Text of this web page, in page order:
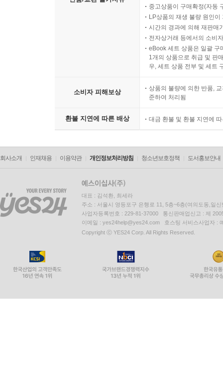
신데렐라 호랑이. 조선의 꼭두각시 임금·4 63
- 촌수까지 고쳐가며 강화도 도령을 왕으로 만들다
- 죽은 사람에게도 세금을 걷었던 부패한 시대
【 제26대 고종 대한제국 제1대 황제 】
비운의 호랑이. 변혁과 침략의 시대에 서 있던 임금
- 고종의 아버지 흥선대원군의 10년간 섭정
- 개항 이후, 근대 변화의 바람이 불다
나라 뺏긴 고양이. 병약했던 마지막 임금·847
- 독차(毒茶)를 마신 조선의 마지막 왕자
- 주인공이 참석하지 않은 황제 즉위식
에필로그 | 역사를 아는 당신, 현재가 다르게 보입니
부록 2 | 조선을 배경으로 한 드라마 목록·497
부록 3 | 한눈으로 보는 인포그래픽·501
중고상품이 구매확정(자동
LP상품의 재생 불량 원인
시간의 경과에 의해 재판매
전자상거래 등에서의 소비
eBook 세트 상품은 일괄 구
1개의 상품으로 취급 및 판
우, 세트 상품 전부 및 세트
소비자 피해보상
상품의 불량에 의한 반품,
준하여 처리됨
환불 지연에 따른 배상 대금 환불 및 환불 지연에
회사소개 인재채용 이용약관 개인정보처리방침 청소년보호정책 도서홍보안내
대표 : 김석환, 최세라
주소 : 서울시 영등포구 은행로 11, 5층~6층(여의도동,일신
사업자등록번호 : 229-81-37000 통신판매업신고 : 제
이메일 : yes24help@yes24.com 호스팅 서비스사업자 :
Copyright ⓒ YES24 Corp. All Rights Reserved.